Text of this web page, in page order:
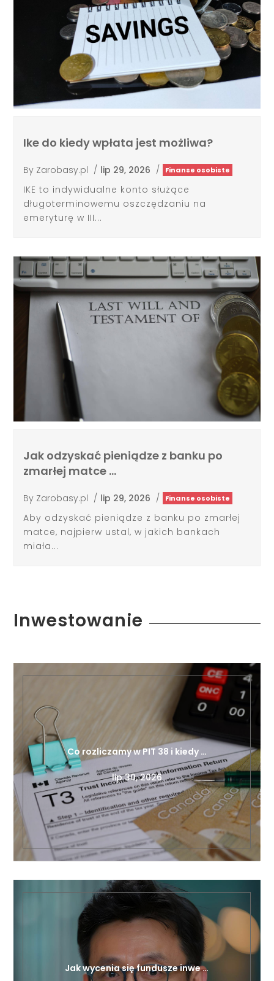
Ike do kiedy wpłata jest możliwa?
By Zarobasy.pl / lip 29, 2026 / Finanse osobiste
IKE to indywidualne konto służące
długoterminowemu oszczędzaniu na
emeryturę w III...
Jak odzyskać pieniądze z banku po
zmarłej matce …
By Zarobasy.pl / lip 29, 2026 / Finanse osobiste
Aby odzyskać pieniądze z banku po zmarłej
matce, najpierw ustal, w jakich bankach
miała...
Inwestowanie
Co rozliczamy w PIT 38 i kiedy …
lip 30, 2026
Jak wycenia się fundusze inwe …